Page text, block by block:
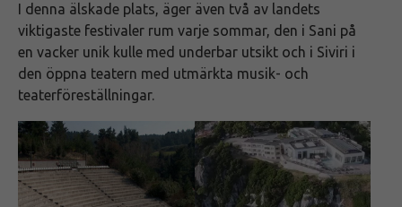
I denna älskade plats, äger även två av landets
viktigaste festivaler rum varje sommar, den i Sani på
en vacker unik kulle med underbar utsikt och i Siviri i
den öppna teatern med utmärkta musik- och
teaterföreställningar.